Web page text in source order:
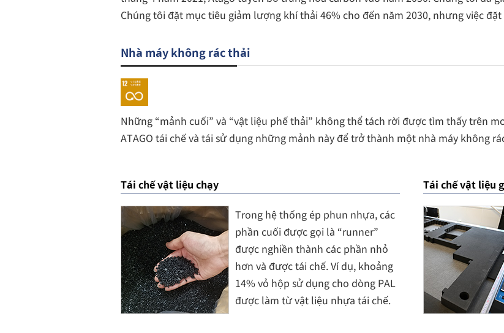
Chúng tôi đặt mục tiêu giảm lượng khí thải 46% cho đến năm 2030, nhưng việc
Nhà máy không rác thải
Những “mảnh cuối” và “vật liệu phế thải” không thể tách rời được tìm thấy trên
ATAGO tái chế và tái sử dụng những mảnh này để trở thành một nhà máy không
Tái chế vật liệu chạy
Trong hệ thống ép phun nhựa, các
phần cuối được gọi là “runner”
được nghiền thành các phần nhỏ
hơn và được tái chế. Ví dụ, khoảng
14% vỏ hộp sử dụng cho dòng PAL
được làm từ vật liệu nhựa tái chế.
Tái chế vật liệu